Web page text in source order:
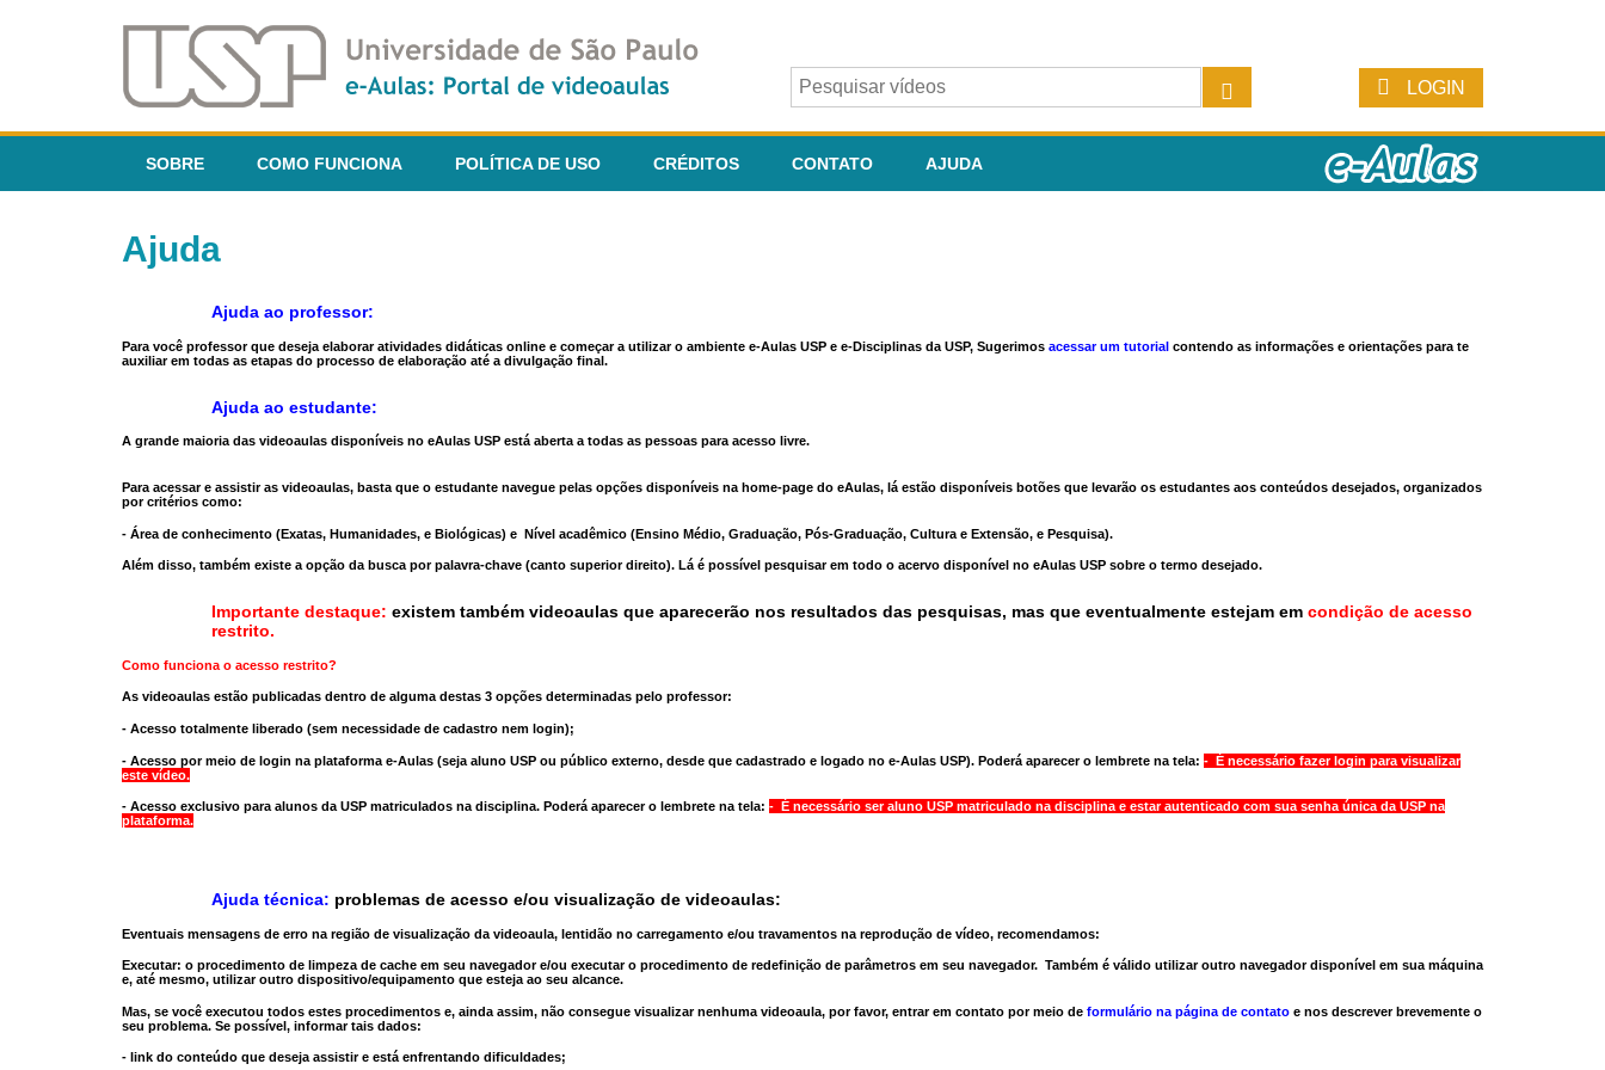
LOGIN
SOBRE COMO FUNCIONA POLÍTICA DE USO CRÉDITOS CONTATO AJUDA
Ajuda
Ajuda ao professor:
Para você professor que deseja elaborar atividades didáticas online e começar a utilizar o ambiente e-Aulas USP e e-Disciplinas da USP, Sugerimos acessar um tutorial contendo as informações e orientações para te
auxiliar em todas as etapas do processo de elaboração até a divulgação final.
Ajuda ao estudante:
A grande maioria das videoaulas disponíveis no eAulas USP está aberta a todas as pessoas para acesso livre.
Para acessar e assistir as videoaulas, basta que o estudante navegue pelas opções disponíveis na home-page do eAulas, lá estão disponíveis botões que levarão os estudantes aos conteúdos desejados, organizados
por critérios como:
- Área de conhecimento (Exatas, Humanidades, e Biológicas) e Nível acadêmico (Ensino Médio, Graduação, Pós-Graduação, Cultura e Extensão, e Pesquisa).
Além disso, também existe a opção da busca por palavra-chave (canto superior direito). Lá é possível pesquisar em todo o acervo disponível no eAulas USP sobre o termo desejado.
Importante destaque: existem também videoaulas que aparecerão nos resultados das pesquisas, mas que eventualmente estejam em condição de acesso
restrito.
Como funciona o acesso restrito?
As videoaulas estão publicadas dentro de alguma destas 3 opções determinadas pelo professor:
- Acesso totalmente liberado (sem necessidade de cadastro nem login);
- Acesso por meio de login na plataforma e-Aulas (seja aluno USP ou público externo, desde que cadastrado e logado no e-Aulas USP). Poderá aparecer o lembrete na tela: - É necessário fazer login para visualizar
este vídeo.
- Acesso exclusivo para alunos da USP matriculados na disciplina. Poderá aparecer o lembrete na tela: - É necessário ser aluno USP matriculado na disciplina e estar autenticado com sua senha única da USP na
plataforma.
Ajuda técnica: problemas de acesso e/ou visualização de videoaulas:
Eventuais mensagens de erro na região de visualização da videoaula, lentidão no carregamento e/ou travamentos na reprodução de vídeo, recomendamos:
Executar: o procedimento de limpeza de cache em seu navegador e/ou executar o procedimento de redefinição de parâmetros em seu navegador. Também é válido utilizar outro navegadordisponível em sua máquina
e, até mesmo, utilizar outro dispositivo/equipamento que esteja ao seu alcance.
Mas, se você executou todos estes procedimentos e, ainda assim, não consegue visualizar nenhuma videoaula, por favor, entrar em contato por meio de formulário na página de contato e nos descrever brevemente o
seu problema. Se possível, informar tais dados:
- link do conteúdo que deseja assistir e está enfrentando dificuldades;